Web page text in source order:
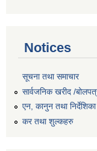
Notices
सूचना तथा समाचार
सार्वजनिक खरीद /
एन, कानुन तथा निर्देशिका
कर तथा शुल्कहरु